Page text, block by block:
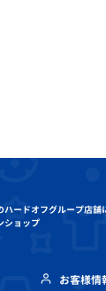
ハードオフグループ店舗
ショップ
お客様情